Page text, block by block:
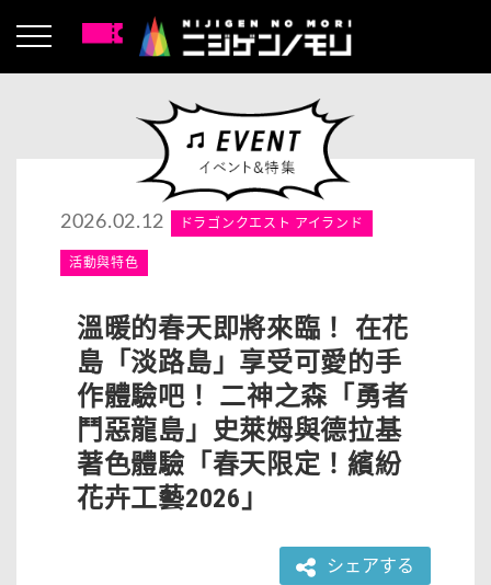
2026.02.12 ドラゴンクエスト アイランド
活動與特色
溫暖的春天即將來臨！ 在花
島「淡路島」享受可愛的手
作體驗吧！ 二神之森「勇者
鬥惡龍島」史萊姆與德拉基
著色體驗「春天限定！繽紛
花卉工藝2026」
シェアする